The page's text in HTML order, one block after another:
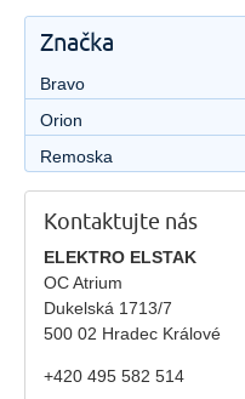
Značka
Bravo
Orion
Remoska
Kontaktujte nás
ELEKTRO ELSTAK
OC Atrium
Dukelská 1713/7
500 02 Hradec Králové
+420 495 582 514